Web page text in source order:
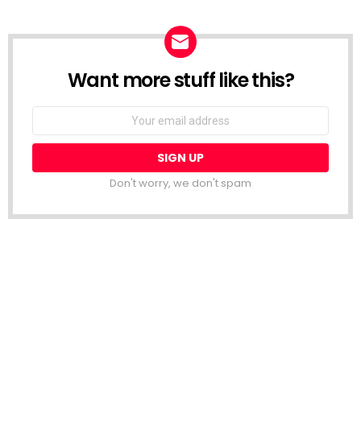
NEWSLETTER
Want more stuff like this?
Email
Don't worry, we don't spam